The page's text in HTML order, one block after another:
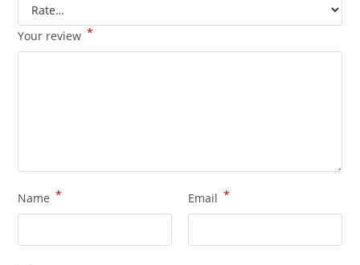
Your review *
Name * Email *